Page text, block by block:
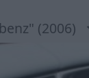
(2006)